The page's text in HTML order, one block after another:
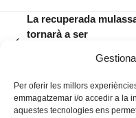
Per oferir les millors
emmagatzemar i/o accedir a la
aquestes tecnologies ens
La recuperada
tornarà a ser
festes de Sant Jaume